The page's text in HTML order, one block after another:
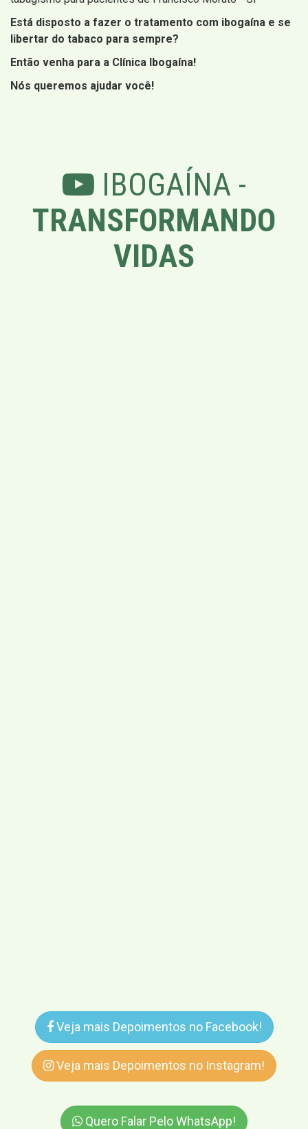
Está disposto a fazer o tratamento com ibogaína e se
libertar do tabaco para sempre?
Então venha para a Clínica Ibogaína!
Nós queremos ajudar você!
IBOGAÍNA -
TRANSFORMANDO
VIDAS
Veja mais Depoimentos no Facebook!
Veja mais Depoimentos no Instagram!
Quero Falar Pelo WhatsApp!